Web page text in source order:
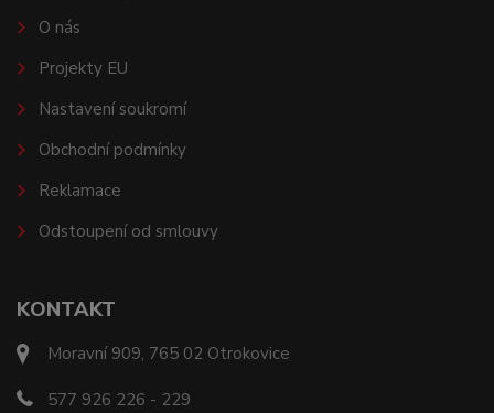
KONTAKT
Moravní 909, 765 02 Otrokovice
577 926 226 - 229
O nás
Projekty EU
Nastavení soukromí
Obchodní podmínky
Reklamace
Odstoupení od smlouvy